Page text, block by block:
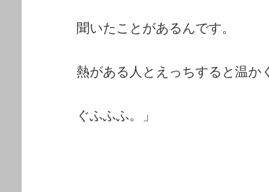
聞いたことがあるんです。
熱がある人とえっちすると温か
ぐふふふ。」